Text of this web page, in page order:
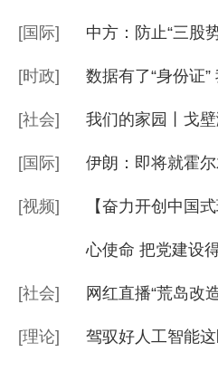
[国际] 中方：防止“三股
[时政] 数据有了“身份证
[社会] 我们的家园丨戈
[国际] 伊朗：即将就霍
[视频] 【奋力开创中国
心使命 把党建设
[社会] 网红直播“荒岛改
[理论] 驾驭好人工智能